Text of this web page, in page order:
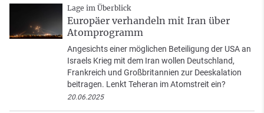
Lage im Überblick
Europäer verhandeln mit Iran über
Atomprogramm
Angesichts einer möglichen Beteiligung der USA an
Israels Krieg mit dem Iran wollen Deutschland,
Frankreich und Großbritannien zur Deeskalation
beitragen. Lenkt Teheran im Atomstreit ein?
20.06.2025